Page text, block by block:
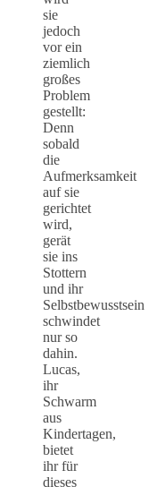
sie
jedoch
vor ein
ziemlich
großes
Problem
gestellt:
Denn
sobald
die
Aufmerksamkeit
auf sie
gerichtet
wird,
gerät
sie ins
Stottern
und ihr
Selbstbewusstsein
schwindet
nur so
dahin.
Lucas,
ihr
Schwarm
aus
Kindertagen,
bietet
ihr für
dieses